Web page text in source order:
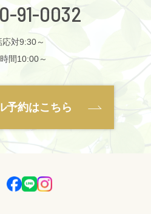
91-0032
応対9:30～
間10:00～
予約はこちら